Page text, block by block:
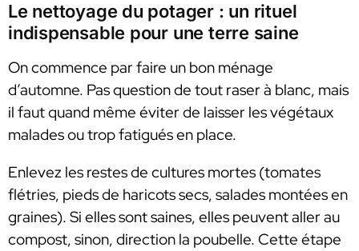
Le nettoyage du potager : un rituel
indispensable pour une terre saine
On commence par faire un bon ménage
d’automne. Pas question de tout raser à blanc, mais
il faut quand même éviter de laisser les végétaux
malades ou trop fatigués en place.
Enlevez les restes de cultures mortes (tomates
flétries, pieds de haricots secs, salades montées en
graines). Si elles sont saines, elles peuvent aller au
compost, sinon, direction la poubelle. Cette étape